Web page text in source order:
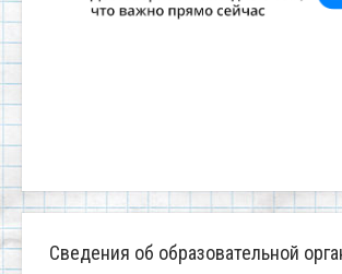
Сведения об образовательной